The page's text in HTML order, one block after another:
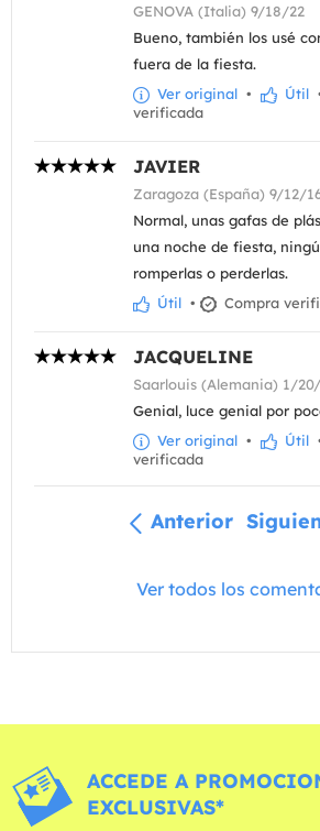
GENOVA (Italia) 9/18/22
Bueno, también los usé
fuera de la fiesta.
Ver original • Útil
verificada
JAVIER
Zaragoza (España) 9/12/
Normal, unas gafas de
una noche de fiesta,
romperlas o perderlas.
Útil • Compra
JACQUELINE
Saarlouis (Alemania) 1/
Genial, luce genial por
Ver original • Útil
verificada
Anterior
Ver todos los
ACCEDE A
EXCLUSIVAS*